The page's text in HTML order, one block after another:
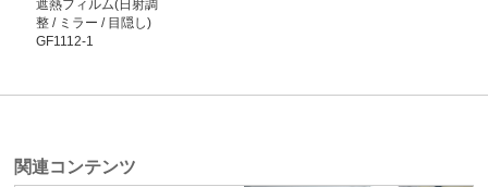
遮熱フィルム(日射調
整 / ミラー / 目隠し)
GF1112-1
関連コンテンツ